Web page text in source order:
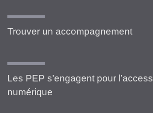
Trouver un accompagnement
Les PEP s’engagent pour
numérique